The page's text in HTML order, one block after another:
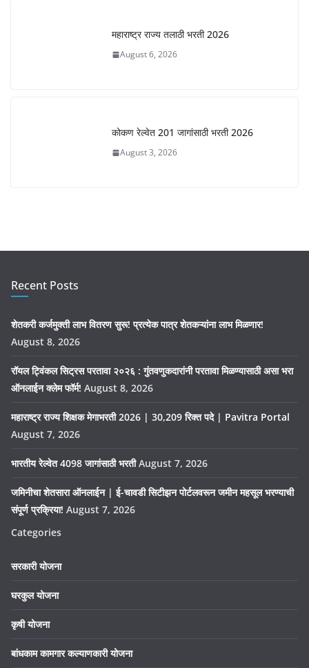
महाराष्ट्र राज्य तलाठी भरती 2026
August 6, 2026
कोकण रेल्वेत 201 जागांसाठी भरती 2026
August 3, 2026
Recent Posts
शेतकरी कर्जमुक्ती लाभ वितरण सुरू! प्रत्येक पात्र शेतकऱ्यांना लाभ मिळणार!
August 8, 2026
रॉयल ट्विंकल सिट्रस परतावा २०२६ : गुंतवणुकदारांनी परतावा मिळण्यासाठी असा भरा
ऑनलाईन क्लेम फॉर्म! August 8, 2026
महाराष्ट्र राज्य शिक्षक मेगाभरती 2026 | 30,209 रिक्त पदे | Pavitra Portal
August 7, 2026
भारतीय रेल्वेत 4098 जागांसाठी भरती August 7, 2026
जमिनीचा शेतसारा ऑनलाईन | ई-चावडी सिटीझन पोर्टलवरून जमीन महसूल भरण्याची
संपूर्ण प्रक्रिया! August 7, 2026
Categories
सरकारी योजना
घरकुल योजना
कृषी योजना
बांधकाम कामगार कल्याणकारी योजना